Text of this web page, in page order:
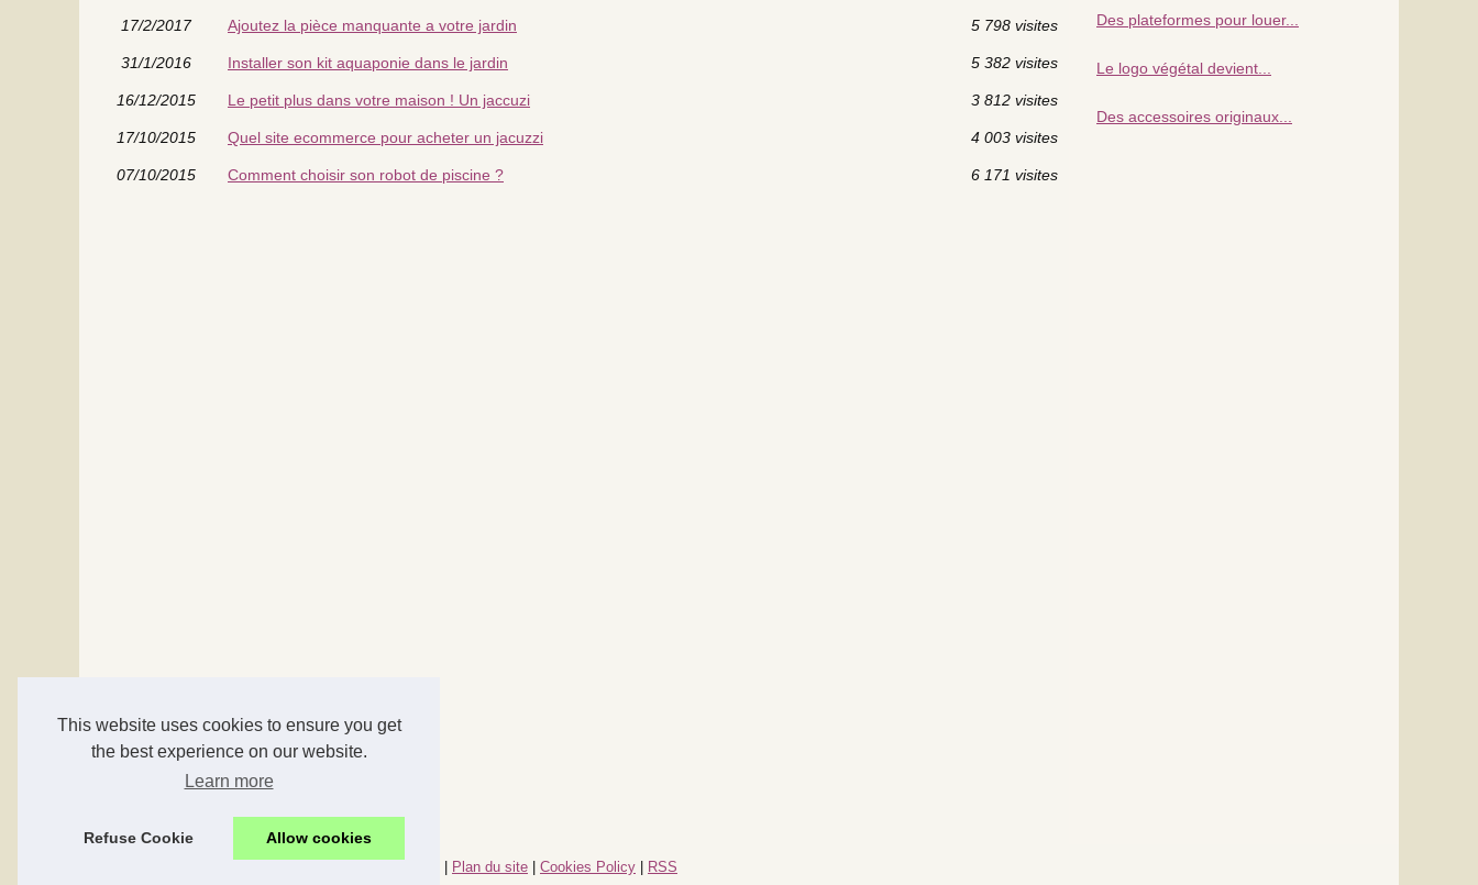
This website uses cookies to ensure you get
the best experience on our website.
Learn more
Refuse Cookie Allow cookies
17/2/2017 Ajoutez la pièce manquante a votre jardin 5 798 visites
31/1/2016 Installer son kit aquaponie dans le jardin 5 382 visites
16/12/2015 Le petit plus dans votre maison ! Un jaccuzi 3 812 visites
17/10/2015 Quel site ecommerce pour acheter un jacuzzi 4 003 visites
07/10/2015 Comment choisir son robot de piscine ? 6 171 visites
Des plateformes pour louer...
Le logo végétal devient...
Des accessoires originaux...
Plan du site Cookies Policy
RSS